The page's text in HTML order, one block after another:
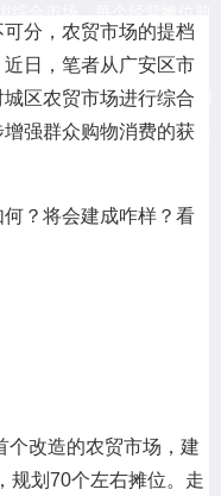
询到经营者信息和货品信
进，在广东，越来越多的
群众到市场买菜更舒心、安
农贸市场升级改造”列入
场升级改造完成率方面，1
市场升级改造，实际完成
分，农贸市场的提档
日，笔者从广安区市
区农贸市场进行综合
强群众购物消费的获
？将会建成咋样？看
个改造的农贸市场，建
规划70个左右摊位。走